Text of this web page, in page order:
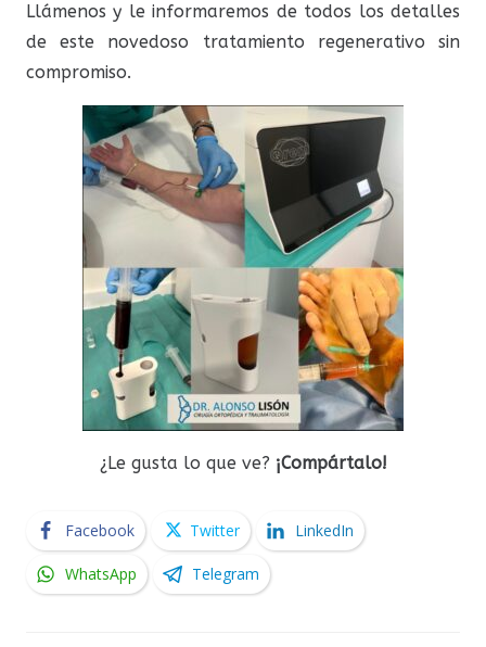
Llámenos y le informaremos de todos los detalles
de este novedoso tratamiento regenerativo sin
compromiso.
¿Le gusta lo que ve? ¡Compártalo!
Facebook Twitter LinkedIn
WhatsApp Telegram